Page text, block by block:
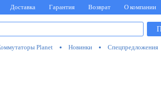
Доставка Гарантия Возврат О компании
Planet Новинки Спецпредложения